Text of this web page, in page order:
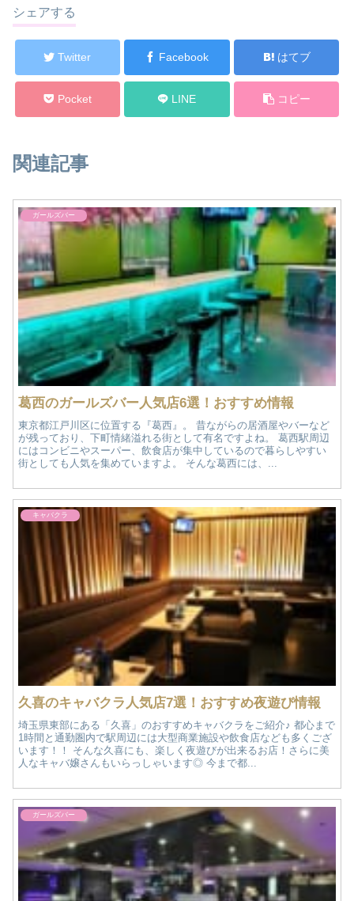
シェアする
Twitter Facebook はてブ
Pocket LINE コピー
関連記事
ガールズバー
葛西のガールズバー人気店6選！おすすめ情報
東京都江戸川区に位置する『葛西』。 昔ながらの居酒屋やバーなど
が残っており、下町情緒溢れる街として有名ですよね。 葛西駅周辺
にはコンビニやスーパー、飲食店が集中しているので暮らしやすい
街としても人気を集めていますよ。 そんな葛西には、...
キャバクラ
久喜のキャバクラ人気店7選！おすすめ夜遊び情報
埼玉県東部にある「久喜」のおすすめキャバクラをご紹介♪ 都心まで
1時間と通勤圏内で駅周辺には大型商業施設や飲食店なども多くござ
います！！ そんな久喜にも、楽しく夜遊びが出来るお店！さらに美
人なキャバ嬢さんもいらっしゃいます◎ 今まで都...
ガールズバー